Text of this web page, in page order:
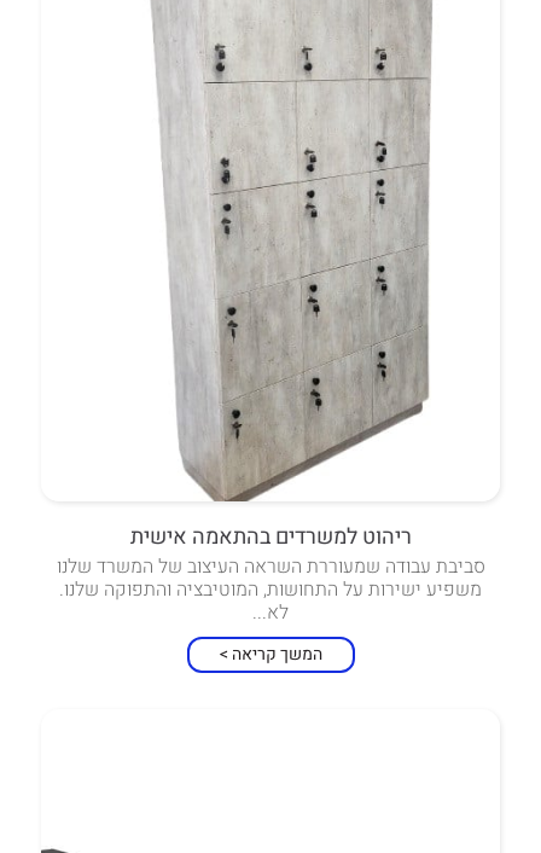
ריהוט למשרדים בהתאמה אישית
סביבת עבודה שמעוררת השראה העיצוב של המשרד שלנו
משפיע ישירות על התחושות, המוטיבציה והתפוקה שלנו.
לא...
המשך קריאה >